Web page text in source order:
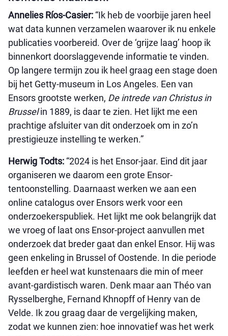
Annelies Ríos-Casier: “Ik heb de voorbije jaren heel
wat data kunnen verzamelen waarover ik nu enkele
publicaties voorbereid. Over de ‘grijze laag’ hoop ik
binnenkort doorslaggevende informatie te vinden.
Op langere termijn zou ik heel graag een stage doen
bij het Getty-museum in Los Angeles. Een van
Ensors grootste werken, De intrede van Christus in
Brusselin 1889, is daar te zien. Het lijkt me een
prachtige afsluiter van dit onderzoek om in zo’n
prestigieuze instelling te werken.”
Herwig Todts: “2024 is het Ensor-jaar. Eind dit jaar
organiseren we daarom een grote Ensor-
tentoonstelling. Daarnaast werken we aan een
online catalogus over Ensors werk voor een
onderzoekerspubliek. Het lijkt me ook belangrijk dat
we vroeg of laat ons Ensor-project aanvullen met
onderzoek dat breder gaat dan enkel Ensor. Hij was
geen enkeling in Brussel of Oostende. In die periode
leefden er heel wat kunstenaars die min of meer
avant-gardistisch waren. Denk maar aan Théo van
Rysselberghe, Fernand Khnopff of Henry van de
Velde. Ik zou graag daar de vergelijking maken,
zodat we kunnen zien: hoe innovatief was het werk